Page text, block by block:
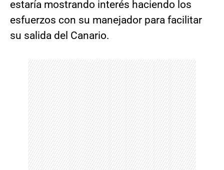
estaría mostrando interés haciendo los
esfuerzos con su manejador para facilitar
su salida del Canario.